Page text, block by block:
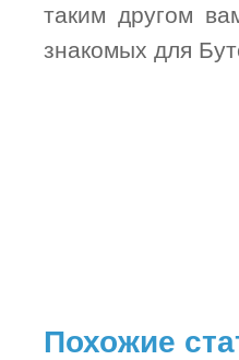
таким другом
знакомых для
Похожие